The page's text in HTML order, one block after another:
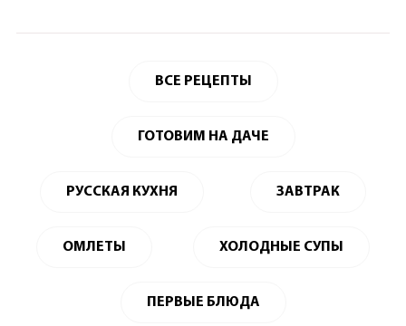
ВСЕ РЕЦЕПТЫ
ГОТОВИМ НА ДАЧЕ
РУССКАЯ КУХНЯ ЗАВТРАК
ОМЛЕТЫ ХОЛОДНЫЕ СУПЫ
ПЕРВЫЕ БЛЮДА